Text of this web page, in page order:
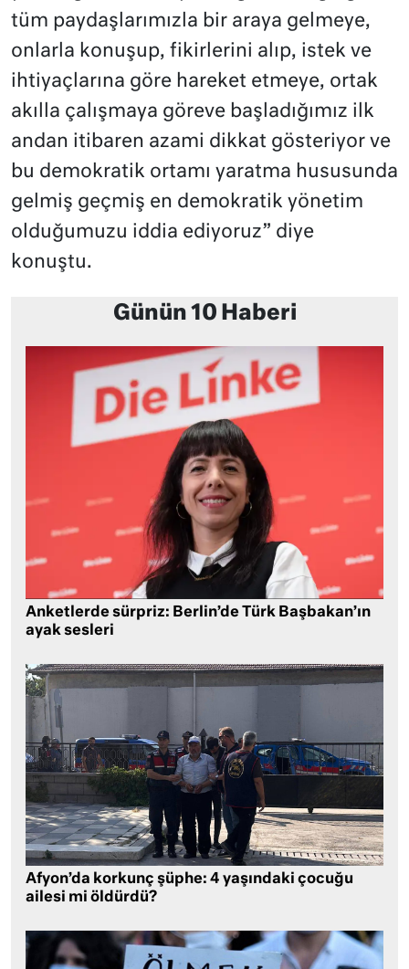
tüm paydaşlarımızla bir araya gelmeye,
onlarla konuşup, fikirlerini alıp, istek ve
ihtiyaçlarına göre hareket etmeye, ortak
akılla çalışmaya göreve başladığımız ilk
andan itibaren azami dikkat gösteriyor ve
bu demokratik ortamı yaratma hususunda
gelmiş geçmiş en demokratik yönetim
olduğumuzu iddia ediyoruz” diye
konuştu.
Günün 10 Haberi
Anketlerde sürpriz: Berlin’de Türk Başbakan’ın
ayak sesleri
Afyon’da korkunç şüphe: 4 yaşındaki çocuğu
ailesi mi öldürdü?